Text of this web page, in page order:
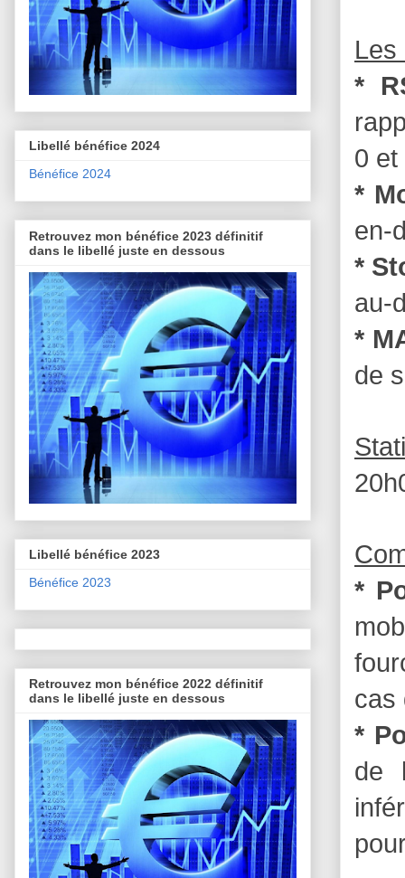
Les
*
0 et
*
en-
*
au-
*
de
*
cas
*
de
Libellé bénéfice 2024
Bénéfice 2024
Retrouvez mon bénéfice 2023 définitif
dans le libellé juste en dessous
Libellé bénéfice 2023
Bénéfice 2023
Retrouvez mon bénéfice 2022 définitif
dans le libellé juste en dessous